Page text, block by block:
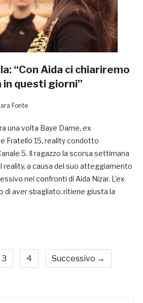
“Con Aida ci chiariremo
in questi giorni”
Fonte
una volta Baye Dame, ex
Fratello 15, reality condotto
5. Il ragazzo la scorsa settimana
a causa del suo atteggiamento
nei confronti di Aida Nizar. L’ex
di aver sbagliato, ritiene giusta la
3 4 Successivo →